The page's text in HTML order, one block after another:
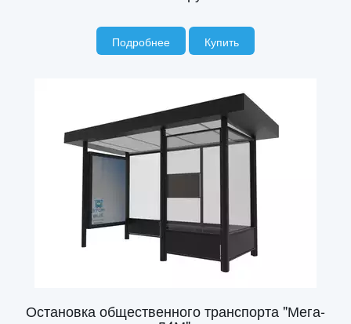
Подробнее Купить
Остановка общественного транспорта "Мега-